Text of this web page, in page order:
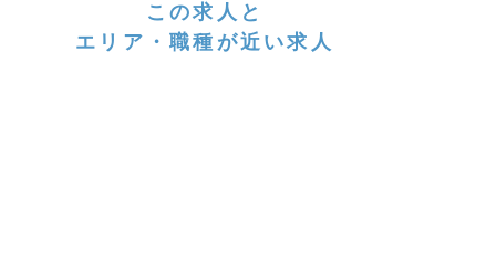
この求人と
エリア・職種が近い求人